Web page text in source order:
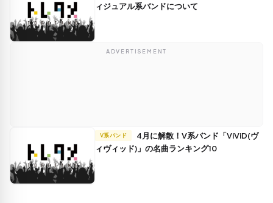
ィジュアル系バンドについて
ADVERTISEMENT
V系バンド
ィヴィッド)」の名曲ランキング10